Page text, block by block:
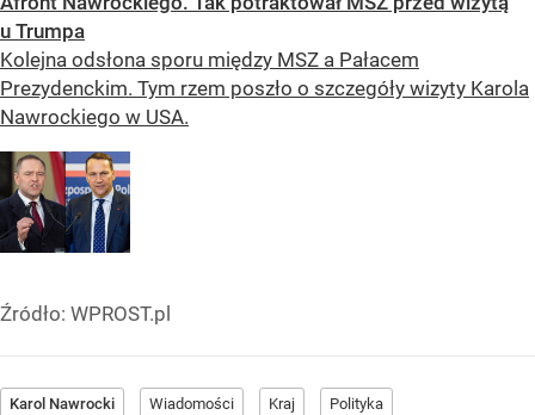
u Trumpa
Kolejna odsłona sporu między MSZ a Pałacem
Prezydenckim. Tym rzem poszło o szczegóły wizyty Karola
Nawrockiego w USA.
Źródło: WPROST.pl
Karol Nawrocki Wiadomości Kraj Polityka